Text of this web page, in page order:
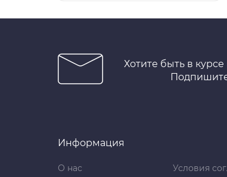
Хотите быть в
Информация
О нас
Условия